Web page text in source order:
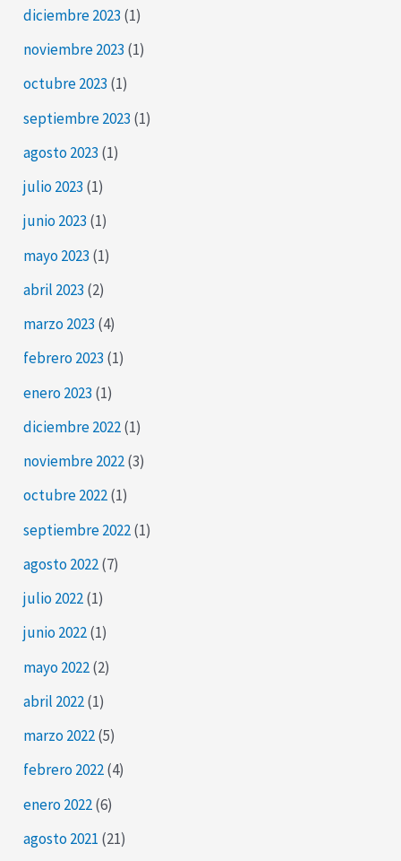
diciembre 2023 (1)
noviembre 2023 (1)
octubre 2023 (1)
septiembre 2023 (1)
agosto 2023 (1)
julio 2023 (1)
junio 2023 (1)
mayo 2023 (1)
abril 2023 (2)
marzo 2023 (4)
febrero 2023 (1)
enero 2023 (1)
diciembre 2022(1)
noviembre 2022(3)
octubre 2022(1)
septiembre 2022(1)
agosto 2022(7)
julio 2022(1)
junio 2022(1)
mayo 2022(2)
abril 2022(1)
marzo 2022(5)
febrero 2022(4)
enero 2022(6)
agosto 2021 (21)